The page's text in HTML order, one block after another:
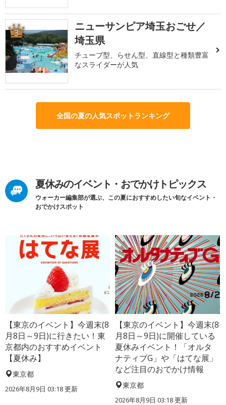
3
ニューサンピア埼玉おごせ／
埼玉県
チューブ型、らせん型、直線型と種類豊富
なスライダーが人気
全国の夏の人気スポットランキング
夏休みのイベント・おでかけトピックス
ウォーカー編集部が選ぶ、この夏におすすめしたい旬なイベント・
おでかけスポット
【東京のイベント】今週末(8
月8日～9日)に行きたい！東
京都内のおすすめイベント
【夏休み】
東京都
2026年8月9日 03:18更新
【東京のイベント】今週末(8
月8日～9日)に開催している
夏休みイベント！「オルタ
ナティブG」や「はてな展」
など注目のおでかけ情報
東京都
2026年8月9日 03:18更新